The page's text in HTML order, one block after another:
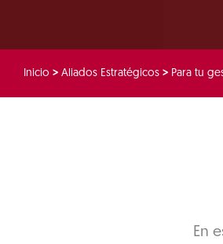
Inicio > Aliados Estratégicos > Para tu
En